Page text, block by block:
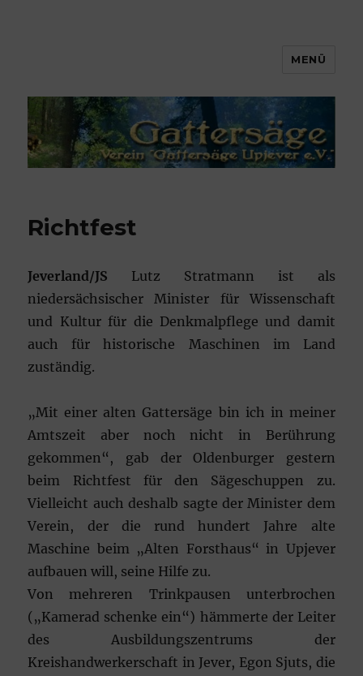
MENÜ
Richtfest
Jeverland/JS Lutz Stratmann ist als
niedersächsischer Minister für Wissenschaft
und Kultur für die Denkmalpflege und damit
auch für historische Maschinen im Land
zuständig.
„Mit einer alten Gattersäge bin ich in meiner
Amtszeit aber noch nicht in Berührung
gekommen“, gab der Oldenburger gestern
beim Richtfest für den Sägeschuppen zu.
Vielleicht auch deshalb sagte der Minister dem
Verein, der die rund hundert Jahre alte
Maschine beim „Alten Forsthaus“ in Upjever
aufbauen will, seine Hilfe zu.
Von mehreren Trinkpausen unterbrochen
(„Kamerad schenke ein“) hämmerte der Leiter
des Ausbildungszentrums der
Kreishandwerkerschaft in Jever, Egon Sjuts, die